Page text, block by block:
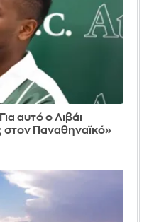
αυτό ο Λιβάι
Παναθηναϊκό»